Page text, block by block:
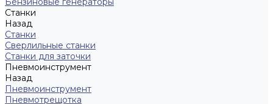
Станки
Назад
Станки
Сверлильные станки
Станки для заточки
Пневмоинструмент
Назад
Пневмоинструмент
Пневмотрещотка